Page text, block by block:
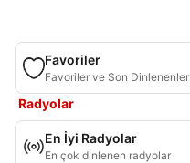
Favoriler
Favoriler ve Son Dinlenenler
Radyolar
En İyi Radyolar
En çok dinlenen radyolar